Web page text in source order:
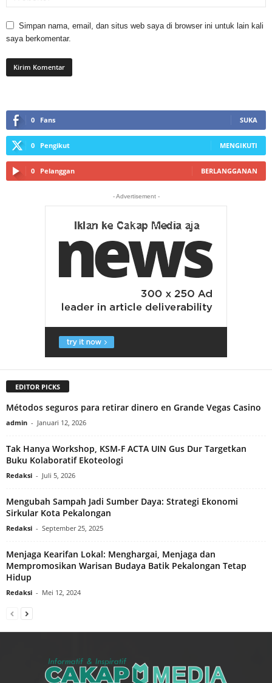
Simpan nama, email, dan situs web saya di browser ini untuk lain kali
saya berkomentar.
0 Fans SUKA
0 Pengikut MENGIKUTI
0 Pelanggan BERLANGGANAN
- Advertisement -
EDITOR PICKS
Métodos seguros para retirar dinero en Grande Vegas Casino
admin - Januari 12, 2026
Tak Hanya Workshop, KSM-F ACTA UIN Gus Dur Targetkan
Buku Kolaboratif Ekoteologi
Redaksi - Juli 5, 2026
Mengubah Sampah Jadi Sumber Daya: Strategi Ekonomi
Sirkular Kota Pekalongan
Redaksi - September 25, 2025
Menjaga Kearifan Lokal: Menghargai, Menjaga dan
Mempromosikan Warisan Budaya Batik Pekalongan Tetap
Hidup
Redaksi - Mei 12, 2024